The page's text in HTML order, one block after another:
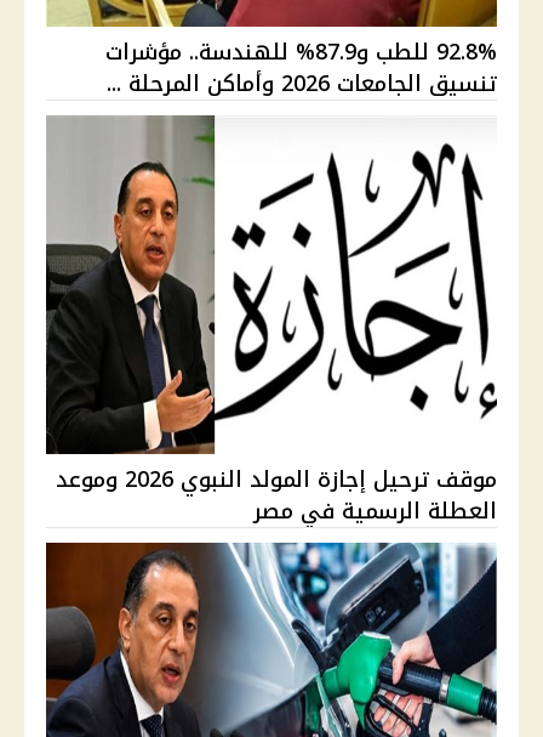
92.8% للطب و87.9% للهندسة.. مؤشرات
تنسيق الجامعات 2026 وأماكن المرحلة ...
موقف ترحيل إجازة المولد النبوي 2026 وموعد
العطلة الرسمية في مصر